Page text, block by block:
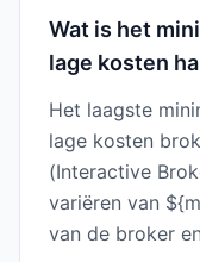
Wat is het
lage kosten
Het laagste
lage kosten
(Interactive
variëren van
van de broker